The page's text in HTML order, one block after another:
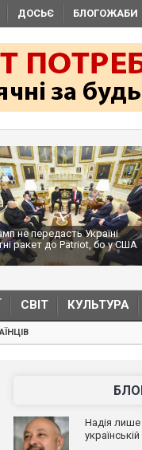
ДОСЬЄ БЛОГОЖАБИ
не передасть Україні
ракет до Patriot, бо у США
СВІТ КУЛЬТУРА
Надія лише